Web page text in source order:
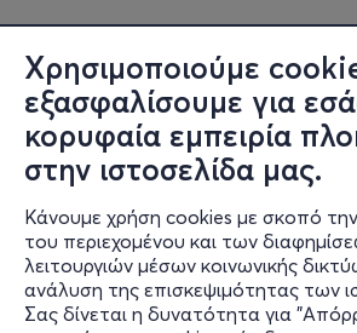
Χρησιμοποιούμε
εξασφαλίσουμε για
κορυφαία εμπειρία
στην ιστοσελίδα μας.
Κάνουμε χρήση cookies με σκοπό
του περιεχομένου και των
λειτουργιών μέσων κοινωνικής
ανάλυση της επισκεψιμότητας των
Σας δίνεται η δυνατότητα για